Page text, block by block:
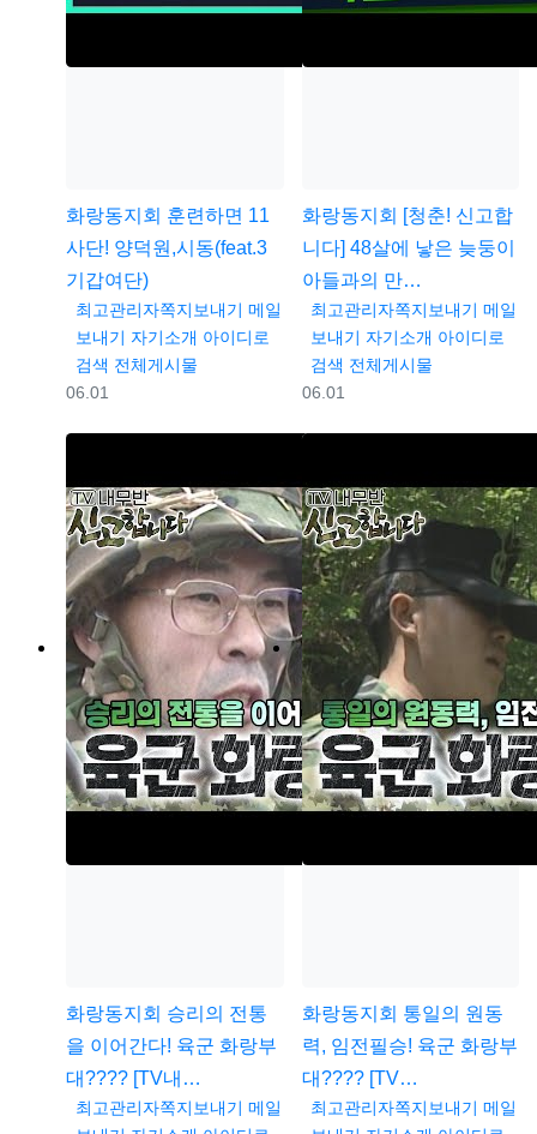
화랑동지회 훈련하면 11
사단! 양덕원,시동(feat.3
기갑여단)
등록자
최고관리자쪽지보내기 메일
보내기 자기소개 아이디로
검색 전체게시물
등록일
06.01
화랑동지회 [청춘! 신고합
니다] 48살에 낳은 늦둥이
아들과의 만…
등록자
최고관리자쪽지보내기 메일
보내기 자기소개 아이디로
검색 전체게시물
등록일
06.01
화랑동지회 승리의 전통
을 이어간다! 육군 화랑부
대???? [TV내…
등록자
최고관리자쪽지보내기 메일
화랑동지회 통일의 원동
력, 임전필승! 육군 화랑부
대???? [TV…
등록자
최고관리자쪽지보내기 메일